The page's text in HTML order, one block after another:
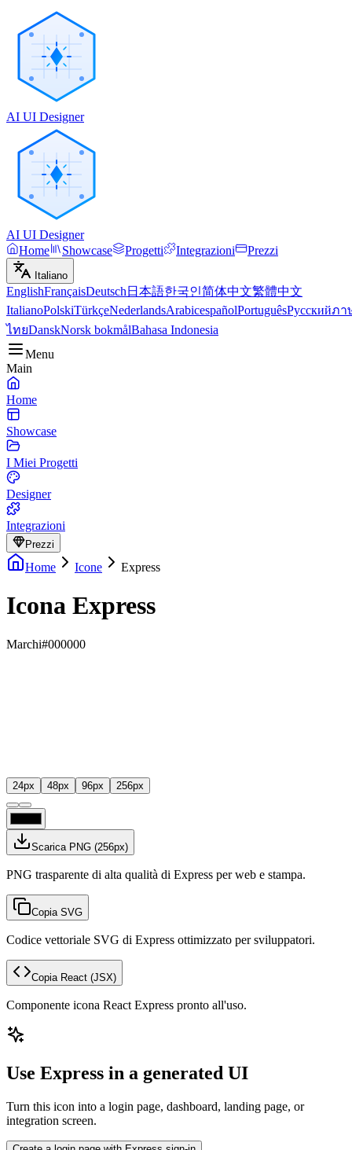
AI UI Designer
AI UI Designer
Home
Showcase Progetti Integrazioni Prezzi
Italiano
EnglishFrançaisDeutsch 日本語한국인简体中文繁體中文
ItalianoPolskiTürkçeNederlandsArabicespañolPortuguêsРусскийภา
ไทยDanskNorsk bokmålBahasa Indonesia
Menu
Main
Home
Showcase
I Miei Progetti
Designer
Integrazioni
Prezzi
Home Icone Express
Icona Express
Marchi#000000
24px 48px 96px 256px
Scarica PNG (256px)
PNG trasparente di alta qualità di Express per web e stampa.
Copia SVG
Codice vettoriale SVG di Express ottimizzato per sviluppatori.
Copia React (JSX)
Componente icona React Express pronto all'uso.
Use Express in a generated UI
Turn this icon into a login page, dashboard, landing page, or
integration screen.